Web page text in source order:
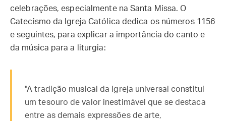
celebrações, especialmente na Santa Missa. O
Catecismo da Igreja Católica dedica os números 1156
e seguintes, para explicar a importância do canto e
da música para a liturgia:
"A tradição musical da Igreja universal constitui
um tesouro de valor inestimável que se destaca
entre as demais expressões de arte,